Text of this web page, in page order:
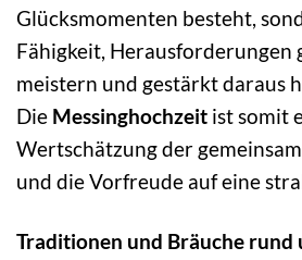
Glücksmomenten besteht,
Fähigkeit, Herausforderungen
meistern und gestärkt daraus
Die Messinghochzeit ist somit
Wertschätzung der
und die Vorfreude auf eine
Traditionen und Bräuche rund